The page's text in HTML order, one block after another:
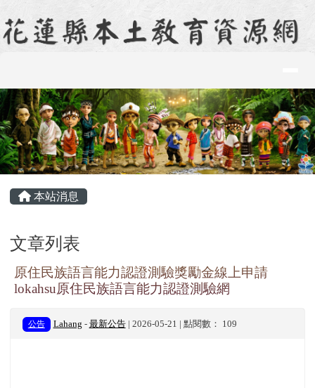
跳至主內容區
花蓮縣本土教育資源網
主內容區域
本站消息
文章列表
原住民族語言能力認證測驗獎勵金線上申請
lokahsu原住民族語言能力認證測驗網
公告 Lahang - 最新公告| 2026-05-21 | 點閱數： 109
頁尾區域